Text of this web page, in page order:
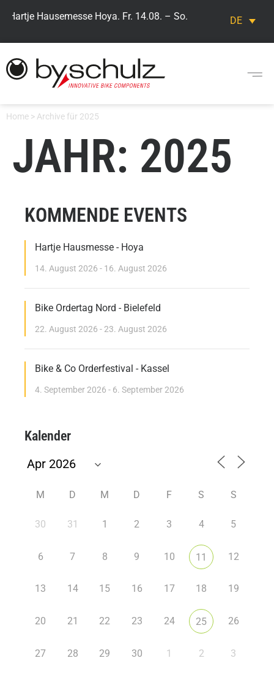
Hartje Hausemesse Hoya. Fr. 14.08. – So. 16.08. Besuchen
DE
Home > Archive für 2025
JAHR: 2025
KOMMENDE EVENTS
Hartje Hausmesse - Hoya
14. August 2026 - 16. August 2026
Bike Ordertag Nord - Bielefeld
22. August 2026 - 23. August 2026
Bike & Co Orderfestival - Kassel
4. September 2026 - 6. September 2026
Kalender
M D M D F S S
30 31 1 2 3 4 5
6 7 8 9 10 11 12
13 14 15 16 17 18 19
20 21 22 23 24 25 26
27 28 29 30 1 2 3